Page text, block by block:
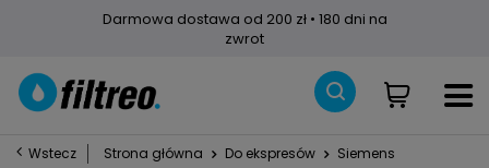
Darmowa dostawa od 200 zł • 180 dni na
zwrot
Wstecz Strona główna Do ekspresów Siemens